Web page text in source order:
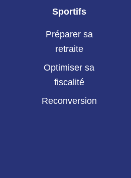
Sportifs
Préparer sa
retraite
Optimiser sa
fiscalité
Reconversion